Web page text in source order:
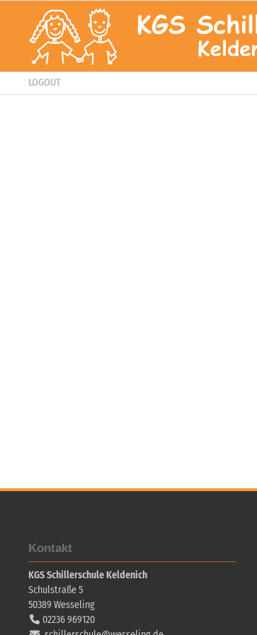
LOGOUT
Kontakt
KGS Schillerschule Keldenich
Schulstraße 5
50389 Wesseling
02236 969120